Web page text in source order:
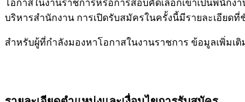
โอกาสในงานราชการหรือการสอบคัดเลือกเข้าเป็นพนัก
บริหารสำนักงาน การเปิดรับสมัครในครั้งนี้มีรายละเอียด
สำหรับผู้ที่กำลังมองหาโอกาสในงานราชการ ข้อมูลเพิ่มเ